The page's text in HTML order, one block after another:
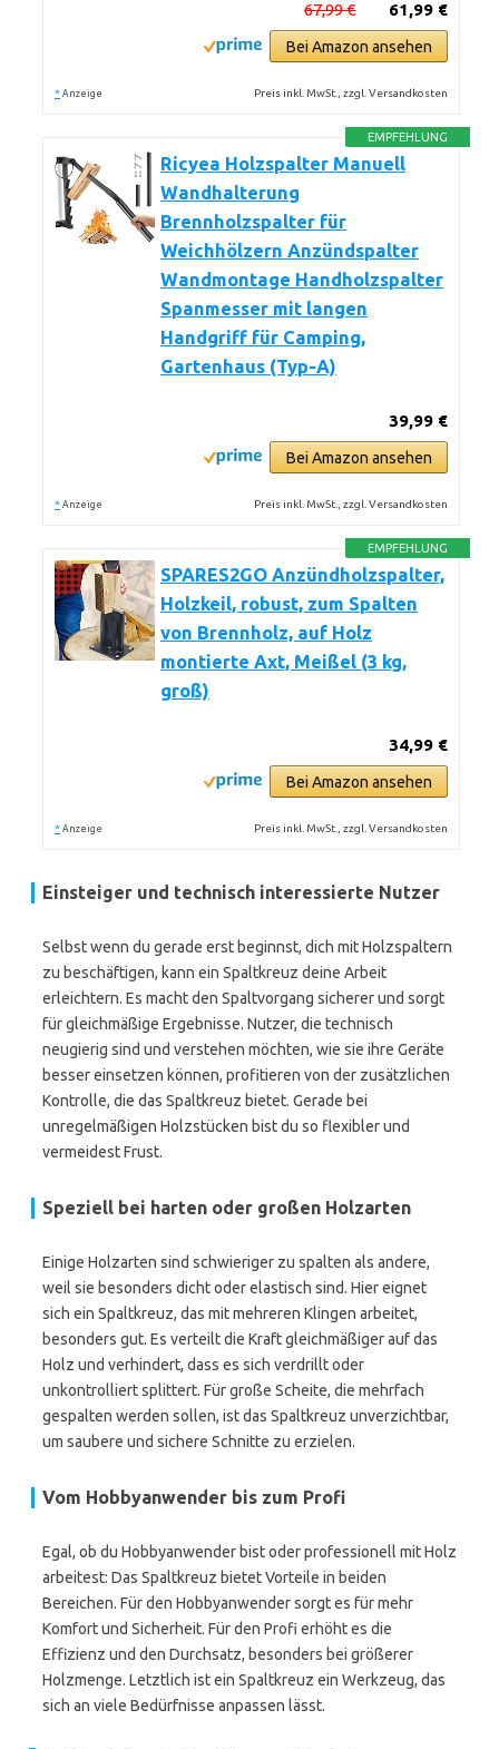
61,99 €
67,99 €
Bei Amazon ansehen
* Anzeige Preis inkl. MwSt., zzgl. Versandkosten
EMPFEHLUNG
Ricyea Holzspalter Manuell
Wandhalterung
Brennholzspalter für
Weichhölzern Anzündspalter
Wandmontage Handholzspalter
Spanmesser mit langen
Handgriff für Camping,
Gartenhaus (Typ-A)
39,99 €
Bei Amazon ansehen
* Anzeige Preis inkl. MwSt., zzgl. Versandkosten
EMPFEHLUNG
SPARES2GO Anzündholzspalter,
Holzkeil, robust, zum Spalten
von Brennholz, auf Holz
montierte Axt, Meißel (3 kg,
groß)
34,99 €
Bei Amazon ansehen
* Anzeige Preis inkl. MwSt., zzgl. Versandkosten
Einsteiger und technisch interessierte Nutzer
Selbst wenn du gerade erst beginnst, dich mit Holzspaltern
zu beschäftigen, kann ein Spaltkreuz deine Arbeit
erleichtern. Es macht den Spaltvorgang sicherer und sorgt
für gleichmäßige Ergebnisse. Nutzer, die technisch
neugierig sind und verstehen möchten, wie sie ihre Geräte
besser einsetzen können, profitieren von der zusätzlichen
Kontrolle, die das Spaltkreuz bietet. Gerade bei
unregelmäßigen Holzstücken bist du so flexibler und
vermeidest Frust.
Speziell bei harten oder großen Holzarten
Einige Holzarten sind schwieriger zu spalten als andere,
weil sie besonders dicht oder elastisch sind. Hier eignet
sich ein Spaltkreuz, das mit mehreren Klingen arbeitet,
besonders gut. Es verteilt die Kraft gleichmäßiger auf das
Holz und verhindert, dass es sich verdrillt oder
unkontrolliert splittert. Für große Scheite, die mehrfach
gespalten werden sollen, ist das Spaltkreuz unverzichtbar,
um saubere und sichere Schnitte zu erzielen.
Vom Hobbyanwender bis zum Profi
Egal, ob du Hobbyanwender bist oder professionell mit Holz
arbeitest: Das Spaltkreuz bietet Vorteile in beiden
Bereichen. Für den Hobbyanwender sorgt es für mehr
Komfort und Sicherheit. Für den Profi erhöht es die
Effizienz und den Durchsatz, besonders bei größerer
Holzmenge. Letztlich ist ein Spaltkreuz ein Werkzeug, das
sich an viele Bedürfnisse anpassen lässt.